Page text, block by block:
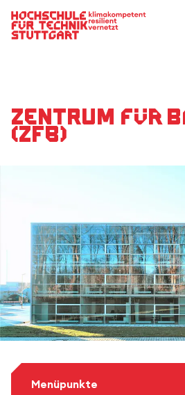
Hauptnavigation
Zentrum für
(ZFB)
Menüpunkte